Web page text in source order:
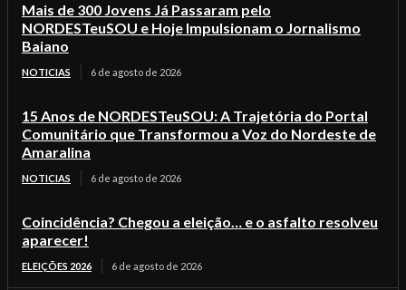
Mais de 300 Jovens Já Passaram pelo
NORDESTeuSOU e Hoje Impulsionam o Jornalismo
Baiano
NOTICIAS 6 de agosto de 2026
15 Anos de NORDESTeuSOU: A Trajetória do Portal
Comunitário que Transformou a Voz do Nordeste de
Amaralina
NOTICIAS 6 de agosto de 2026
Coincidência? Chegou a eleição… e o asfalto resolveu
aparecer!
ELEIÇÕES 2026 6 de agosto de 2026